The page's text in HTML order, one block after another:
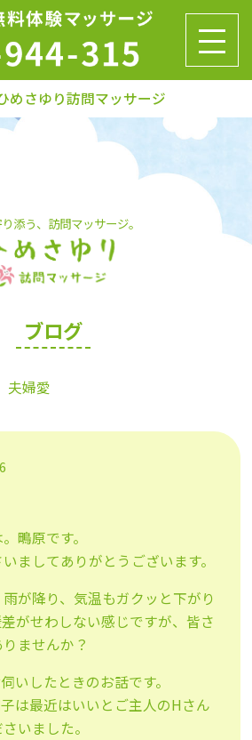
めさゆり訪問マッサージ
添う、訪問マッサージ。
ブログ
夫婦愛
鴫原です。
ましてありがとうございます。
が降り、気温もガクッと下がり
がせわしない感じですが、皆さ
ませんか？
いしたときのお話です。
は最近はいいとご主人のHさん
いました。